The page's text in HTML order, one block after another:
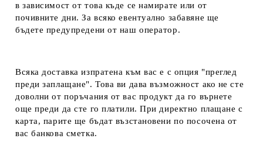
в зависимост от това къде се намирате или от
почивните дни. За всяко евентуално забавяне ще
бъдете предупредени от наш оператор.
Всяка доставка изпратена към вас е с опция "преглед
преди заплащане". Това ви дава възможност ако не сте
доволни от поръчания от вас продукт да го върнете
още преди да сте го платили. При директно плащане с
карта, парите ще бъдат възстановени по посочена от
вас банкова сметка.